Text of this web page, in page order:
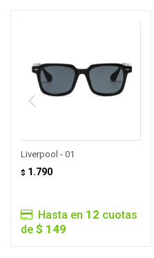
Liverpool - 01
$ 1.790
Hasta en 12 cuotas
de $ 149